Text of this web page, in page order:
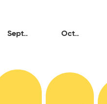
Sept.. Oct..